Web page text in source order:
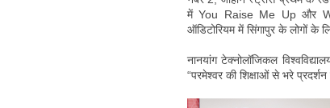
में You Raise Me Up और
ऑडिटोरियम में सिंगापुर के लोगों के
नानयांग टेक्नोलॉजिकल
“परमेश्वर की शिक्षाओं से भरे